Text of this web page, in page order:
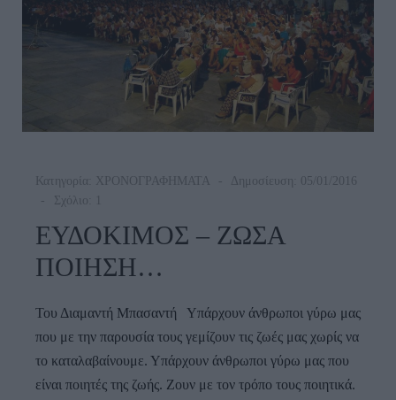
Κατηγορία: ΧΡΟΝΟΓΡΑΦΗΜΑΤΑ
Δημοσίευση: 05/01/2016
Σχόλιο: 1
ΕΥΔΟΚΙΜΟΣ – ΖΩΣΑ
ΠΟΙΗΣΗ…
Του Διαμαντή Μπασαντή Υπάρχουν άνθρωποι γύρω μας
που με την παρουσία τους γεμίζουν τις ζωές μας χωρίς να
το καταλαβαίνουμε. Υπάρχουν άνθρωποι γύρω μας που
είναι ποιητές της ζωής. Ζουν με τον τρόπο τους ποιητικά.